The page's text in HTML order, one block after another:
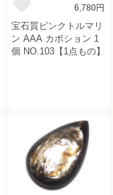
6,780円
宝石質ピンクトルマリ
ン AAA カボション 1
個 NO.103【1点もの】